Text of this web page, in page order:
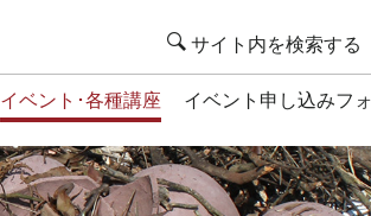
イベント･各種講座 イベント申し込みフ